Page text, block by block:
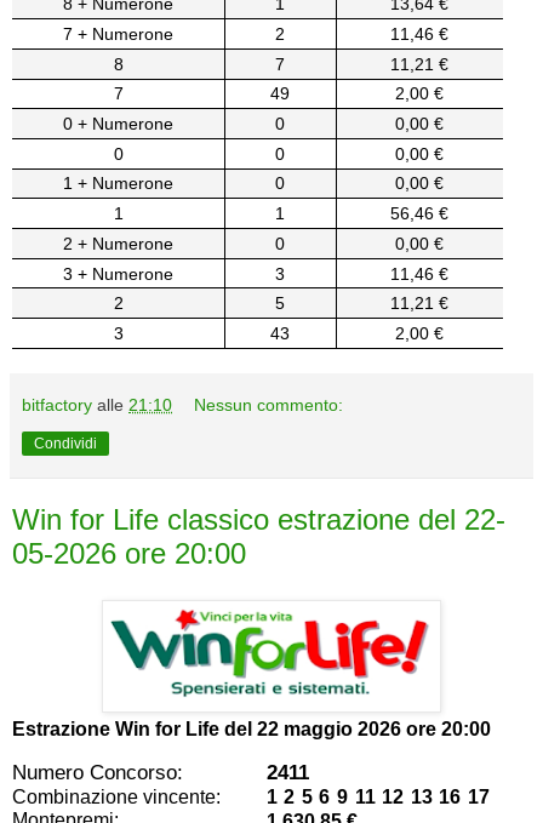
8 + Numerone
1
13,64 €
7 + Numerone
2
11,46 €
8
7
11,21 €
7
49
2,00 €
0 + Numerone
0
0,00 €
0
0
0,00 €
1 + Numerone
0
0,00 €
1
1
56,46 €
2 + Numerone
0
0,00 €
3 + Numerone
3
11,46 €
2
5
11,21 €
3
43 2,00 €
bitfactory alle 21:10 Nessun commento:
Condividi
Win for Life classico estrazione del 22-
05-2026 ore 20:00
Estrazione Win for Life del 22 maggio 2026 ore 20:00
Numero Concorso: 2411
Combinazione vincente:
1 2 5 6 9 11 12 13 16 17